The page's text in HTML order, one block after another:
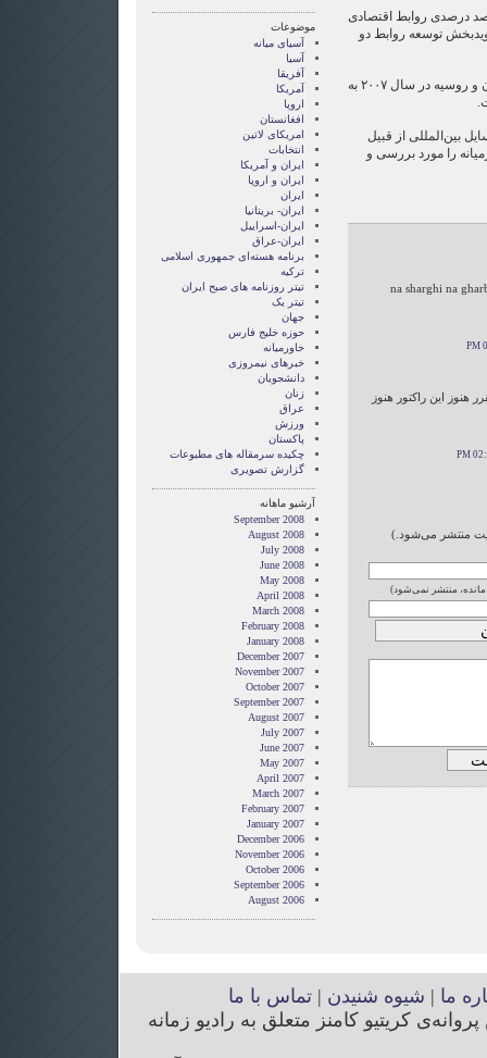
صد درصدی روابط اقتصادی
روسیه در سال ‪ ۲۰۰۷‬را نویدبخش توسعه روابط دو
حجم مبادلات بازرگانی میان ایران و روسیه در سال ‪ ۲۰۰۷‬به
بین‌المللی از قبیل
را مورد بررسی و
na sharghi na
هنوز این راکتور هنوز
منتشر می‌شود.)
مانده، منتشر نمی‌شود)
موضوعات
آسيای ميانه
آسیا
آفریقا
آمریکا
اروپا
افغانستان
امریکای لاتین
انتخابات
ايران و آمريکا
ايران و اروپا
ایران
ایران- بریتانیا
ایران-اسراییل
ایران-عراق
برنامه هسته‌ای جمهوری اسلامی
ترکیه
تیتر روزنامه های صبح ایران
تیتر یک
جهان
حوزه خلیج فارس
خاورمیانه
خبرهای نیمروزی
دانشجویان
زنان
عراق
ورزش
پاکستان
چکیده سرمقاله های مطبوعات
گزارش تصويری
آرشیو ماهانه
September 2008
August 2008
July 2008
June 2008
May 2008
April 2008
March 2008
February 2008
January 2008
December 2007
November 2007
October 2007
September 2007
August 2007
July 2007
June 2007
May 2007
April 2007
March 2007
February 2007
January 2007
December 2006
November 2006
October 2006
September 2006
August 2006
ما | شیوه شنیدن |تماس با ما
کریتیو کامنز متعلق به رادیو زمانه